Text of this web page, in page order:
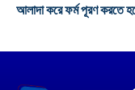
আলাদা করে ফর্ম পূরণ করতে